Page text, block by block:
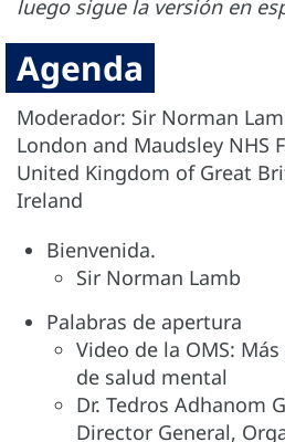
luego sigue la versión en
Agenda
Moderador: Sir Norman
London and Maudsley NHS
United Kingdom of Great
Ireland
Bienvenida.
Sir Norman Lamb
Palabras de apertura
Video de la OMS:
de salud mental
Dr. Tedros Adhanom
Director General,